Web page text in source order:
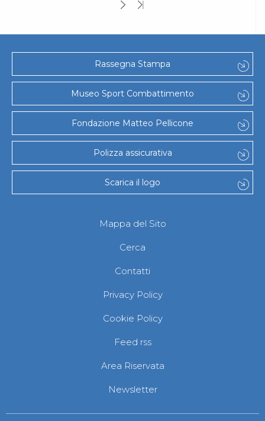
Rassegna Stampa
Museo Sport Combattimento
Fondazione Matteo Pellicone
Polizza assicurativa
Scarica il logo
Mappa del Sito
Cerca
Contatti
Privacy Policy
Cookie Policy
Feed rss
Area Riservata
Newsletter